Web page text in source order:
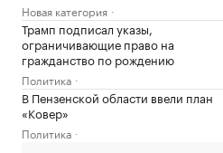
Новая категория
Трамп подписал указы,
ограничивающие право на
гражданство по рождению
Политика
В Пензенской области ввели план
«Ковер»
Политика